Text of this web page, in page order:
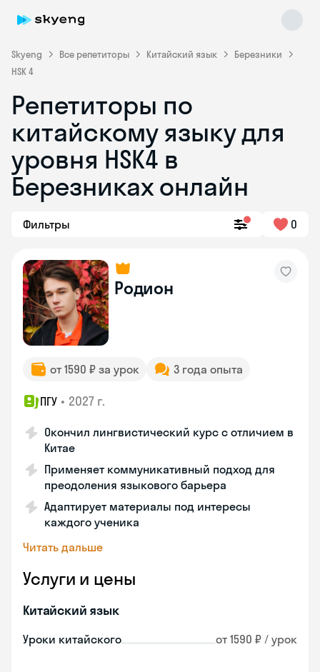
Skyeng Все репетиторы Китайский язык
Березники
HSK 4
Репетиторы по
китайскому языку для
уровня HSK4 в
Березниках онлайн
Фильтры 0
Родион
от 1590 ₽ за урок 3 года опыта
ПГУ • 2027 г.
Окончил лингвистический курс с отличием в
Китае
Применяет коммуникативный подход для
преодоления языкового барьера
Адаптирует материалы под интересы
каждого ученика
Читать дальше
Услуги и цены
Китайский язык
Уроки китайского от 1590 ₽ / урок
Skyeng Chat
online